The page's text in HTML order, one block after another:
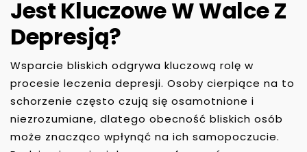
Jest Kluczowe W Walce Z
Depresją?
Wsparcie bliskich odgrywa kluczową rolę w
procesie leczenia depresji. Osoby cierpiące na to
schorzenie często czują się osamotnione i
niezrozumiane, dlatego obecność bliskich osób
może znacząco wpłynąć na ich samopoczucie.